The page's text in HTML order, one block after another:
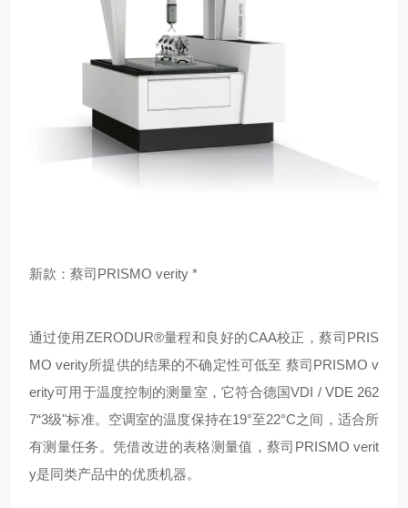
新款：蔡司PRISMO verity *
通过使用ZERODUR®量程和良好的CAA校正，蔡司PRIS
MO verity所提供的结果的不确定性可低至 蔡司PRISMO v
erity可用于温度控制的测量室，它符合德国VDI / VDE 262
7“3级"标准。空调室的温度保持在19°至22°C之间，适合所
有测量任务。凭借改进的表格测量值，蔡司PRISMO verit
y是同类产品中的优质机器。